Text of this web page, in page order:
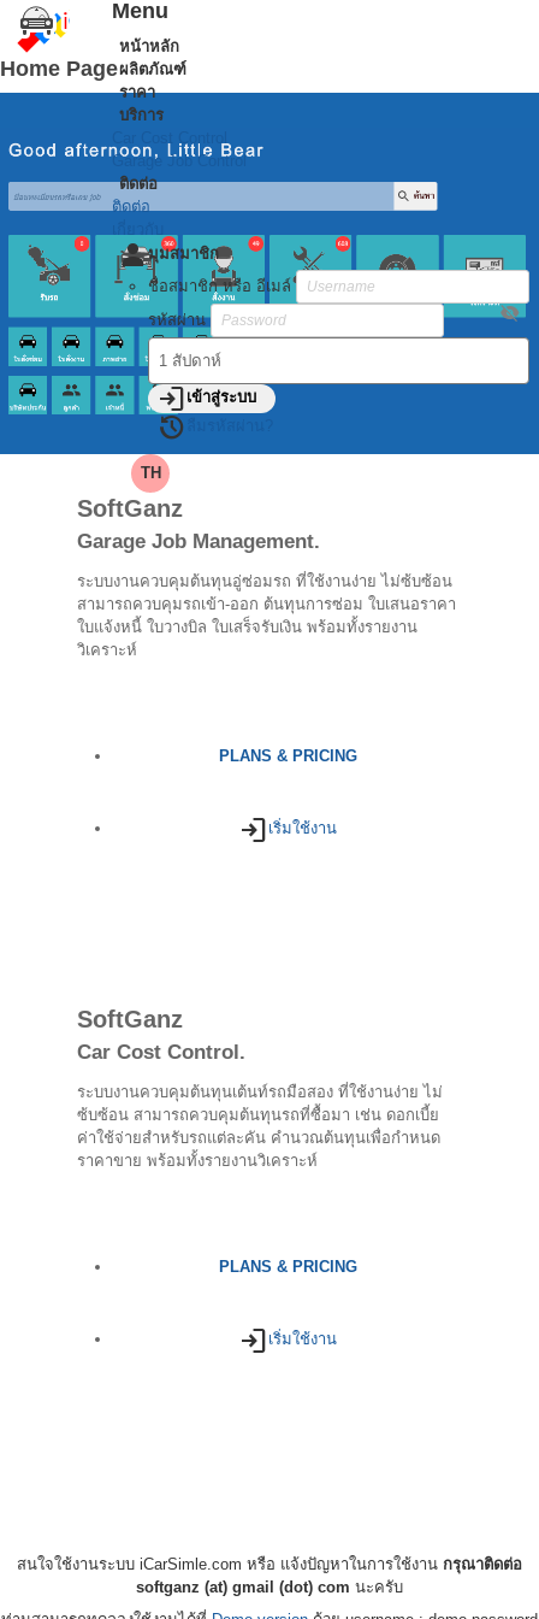
Menu
หน้าหลัก
ผลิตภัณฑ์
ราคา
บริการ
Garage Job Control
ติดต่อ
ติดต่อ
personมุมสมาชิก
ชื่อสมาชิก หรือ อีเมล์
รหัสผ่าน
visibility_off
login เข้าสู่ระบบ
restore
TH
Home Page
SoftGanz
Garage Job Management.
ระบบงานควบคุมต้นทุนอู่ซ่อมรถ ที่ใช้งานง่าย ไม่ซ้บซ้อน
สามารถควบคุมรถเข้า-ออก ต้นทุนการซ่อม ใบเสนอราคา
ใบแจ้งหนี้ ใบวางบิล ใบเสร็จรับเงิน พร้อมทั้งรายงาน
วิเคราะห์
PLANS & PRICING
login เริ่มใช้งาน
SoftGanz
Car Cost Control.
ระบบงานควบคุมต้นทุนเต้นท์รถมือสอง ที่ใช้งานง่าย ไม่
ซ้บซ้อน สามารถควบคุมต้นทุนรถที่ซื้อมา เช่น ดอกเบี้ย
ค่าใช้จ่ายสำหรับรถแต่ละคัน คำนวณต้นทุนเพื่อกำหนด
ราคาขาย พร้อมทั้งรายงานวิเคราะห์
PLANS & PRICING
login เริ่มใช้งาน
สนใจใช้งานระบบ iCarSimle.com หรือ แจ้งปัญหาในการใช้งาน กรุณาติดต่อ
softganz (at) gmail (dot) com นะครับ